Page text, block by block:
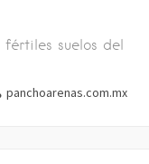
suelos del
panchoarenas.com.mx